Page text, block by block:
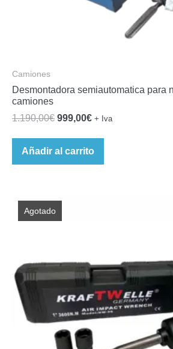
Camiones
Desmontadora semiautomatica para
camiones
1.190,00€ El
original
era:
999,00€El
actual
es:
+ Iva
Añadir al carrito
Agotado